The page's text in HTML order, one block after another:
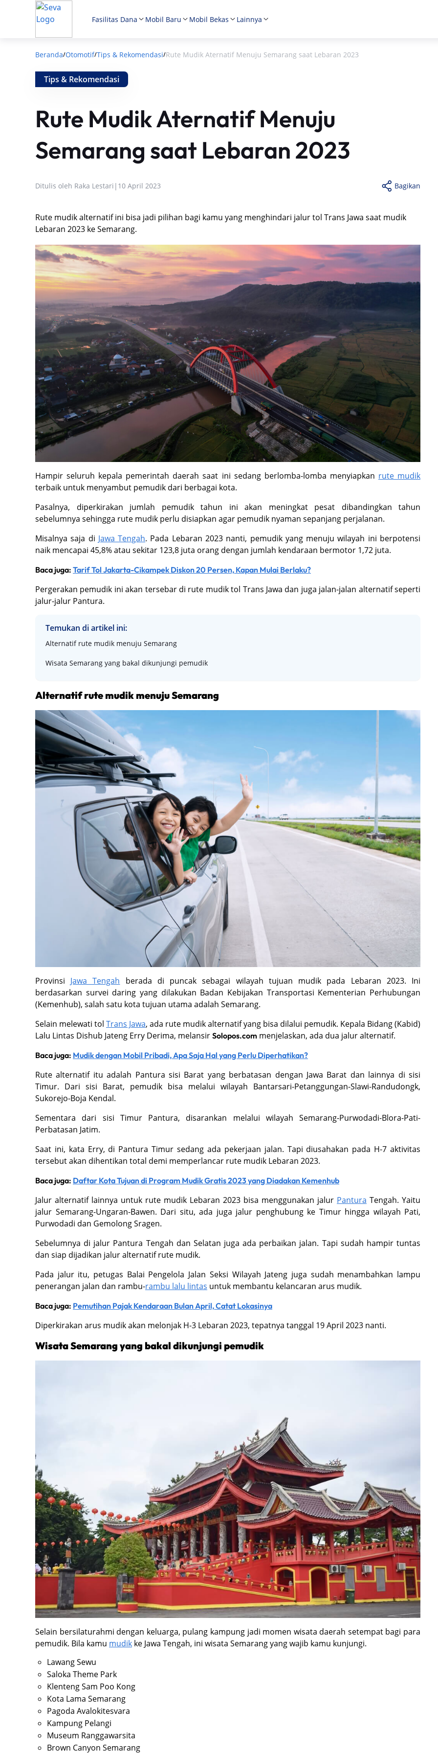
Fasilitas Dana Mobil Baru Mobil Bekas Lainnya
Beranda/Otomotif/Tips & Rekomendasi/Rute Mudik Aternatif Menuju Semarang saat Lebaran 2023
Tips & Rekomendasi
Rute Mudik Aternatif Menuju
Semarang saat Lebaran 2023
Ditulis oleh Raka Lestari | 10 April 2023 Bagikan
Rute mudik alternatif ini bisa jadi pilihan bagi kamu yang menghindari jalur tol Trans Jawa saat mudik
Lebaran 2023 ke Semarang.
Hampir seluruh kepala pemerintah daerah saat ini sedang berlomba-lomba menyiapkan rute mudik
terbaik untuk menyambut pemudik dari berbagai kota.
Pasalnya, diperkirakan jumlah pemudik tahun ini akan meningkat pesat dibandingkan tahun
sebelumnya sehingga rute mudik perlu disiapkan agar pemudik nyaman sepanjang perjalanan.
Misalnya saja di Jawa Tengah. Pada Lebaran 2023 nanti, pemudik yang menuju wilayah ini berpotensi
naik mencapai 45,8% atau sekitar 123,8 juta orang dengan jumlah kendaraan bermotor 1,72 juta.
Baca juga: Tarif Tol Jakarta-Cikampek Diskon 20 Persen, Kapan Mulai Berlaku?
Pergerakan pemudik ini akan tersebar di rute mudik tol Trans Jawa dan juga jalan-jalan alternatif seperti
jalur-jalur Pantura.
Temukan di artikel ini:
Alternatif rute mudik menuju Semarang
Wisata Semarang yang bakal dikunjungi pemudik
Alternatif rute mudik menuju Semarang
Provinsi Jawa Tengah berada di puncak sebagai wilayah tujuan mudik pada Lebaran 2023. Ini
berdasarkan survei daring yang dilakukan Badan Kebijakan Transportasi Kementerian Perhubungan
(Kemenhub), salah satu kota tujuan utama adalah Semarang.
Selain melewati tol Trans Jawa, ada rute mudik alternatif yang bisa dilalui pemudik. Kepala Bidang (Kabid)
Lalu Lintas Dishub Jateng Erry Derima, melansir Solopos.com menjelaskan, ada dua jalur alternatif.
Baca juga: Mudik dengan Mobil Pribadi, Apa Saja Hal yang Perlu Diperhatikan?
Rute alternatif itu adalah Pantura sisi Barat yang berbatasan dengan Jawa Barat dan lainnya di sisi
Timur. Dari sisi Barat, pemudik bisa melalui wilayah Bantarsari-Petanggungan-Slawi-Randudongk,
Sukorejo-Boja Kendal.
Sementara dari sisi Timur Pantura, disarankan melalui wilayah Semarang-Purwodadi-Blora-Pati-
Perbatasan Jatim.
Saat ini, kata Erry, di Pantura Timur sedang ada pekerjaan jalan. Tapi diusahakan pada H-7 aktivitas
tersebut akan dihentikan total demi memperlancar rute mudik Lebaran 2023.
Baca juga: Daftar Kota Tujuan di Program Mudik Gratis 2023 yang Diadakan Kemenhub
Jalur alternatif lainnya untuk rute mudik Lebaran 2023 bisa menggunakan jalur Pantura Tengah. Yaitu
jalur Semarang-Ungaran-Bawen. Dari situ, ada juga jalur penghubung ke Timur hingga wilayah Pati,
Purwodadi dan Gemolong Sragen.
Sebelumnya di jalur Pantura Tengah dan Selatan juga ada perbaikan jalan. Tapi sudah hampir tuntas
dan siap dijadikan jalur alternatif rute mudik.
Pada jalur itu, petugas Balai Pengelola Jalan Seksi Wilayah Jateng juga sudah menambahkan lampu
penerangan jalan dan rambu-rambu lalu lintas untuk membantu kelancaran arus mudik.
Baca juga: Pemutihan Pajak Kendaraan Bulan April, Catat Lokasinya
Diperkirakan arus mudik akan melonjak H-3 Lebaran 2023, tepatnya tanggal 19 April 2023 nanti.
Wisata Semarang yang bakal dikunjungi pemudik
Selain bersilaturahmi dengan keluarga, pulang kampung jadi momen wisata daerah setempat bagi para
pemudik. Bila kamu mudik ke Jawa Tengah, ini wisata Semarang yang wajib kamu kunjungi.
Lawang Sewu
Saloka Theme Park
Klenteng Sam Poo Kong
Kota Lama Semarang
Pagoda Avalokitesvara
Kampung Pelangi
Museum Ranggawarsita
Brown Canyon Semarang